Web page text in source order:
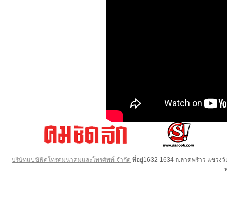
บริษัทแปซิฟิคโทรคมนาคมและโทรศัพท์ จำกัด ที่อยู่1632-1634 ถ.ลาดพร้าว แขวง